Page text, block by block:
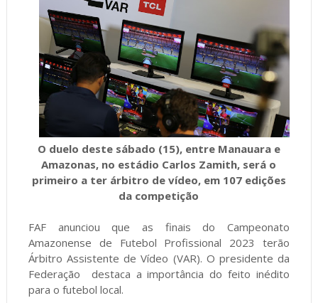
O duelo deste sábado (15), entre Manauara e
Amazonas, no estádio Carlos Zamith, será o
primeiro a ter árbitro de vídeo, em 107 edições
da competição
FAF anunciou que as finais do Campeonato
Amazonense de Futebol Profissional 2023 terão
Árbitro Assistente de Vídeo (VAR). O presidente da
Federação destaca a importância do feito inédito
para o futebol local.